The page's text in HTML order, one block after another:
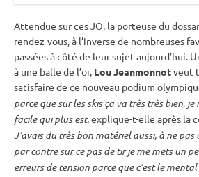
Attendue sur ces JO, la porteuse du
rendez-vous, à l’inverse de nombreuses
passées à côté de leur sujet aujourd’hui.
à une balle de l’or, Lou Jeanmonnotveut
satisfaire de ce nouveau podium
parce que sur les skis ça va très très bien,
facile qui plus est, explique-t-elle après la
J’avais du très bon matériel aussi, à ne pas
par contre sur cepas de tirje me mets un
erreurs de tension parce que c’est le